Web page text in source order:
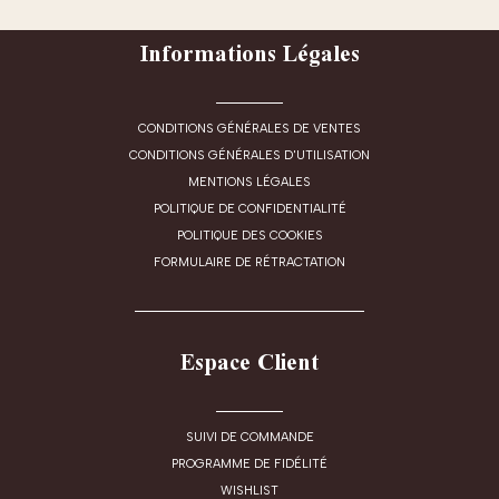
Informations Légales
CONDITIONS GÉNÉRALES DE VENTES
CONDITIONS GÉNÉRALES D'UTILISATION
MENTIONS LÉGALES
POLITIQUE DE CONFIDENTIALITÉ
POLITIQUE DES COOKIES
FORMULAIRE DE RÉTRACTATION
Espace Client
SUIVI DE COMMANDE
PROGRAMME DE FIDÉLITÉ
WISHLIST